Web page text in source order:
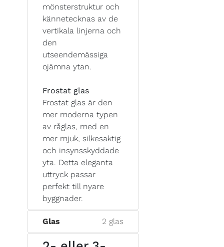
mönsterstruktur och
kännetecknas av de
vertikala linjerna och
den
utseendemässiga
ojämna ytan.
Frostat glas
Frostat glas är den
mer moderna typen
av råglas, med en
mer mjuk, silkesaktig
och insynsskyddade
yta. Detta eleganta
uttryck passar
perfekt till nyare
byggnader.
Glas 2 glas